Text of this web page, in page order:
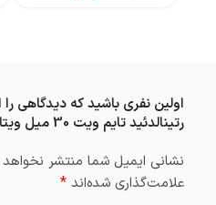
اولین نفری باشید که دیدگاهی
رتینالدئید تایم ویت 30 میل ویتالیر”
نشانی ایمیل شما منتشر
علامت‌گذاری شده‌اند *